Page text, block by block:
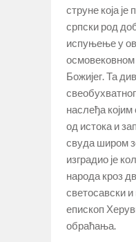
струне која
српски род
испуњење у
Божијег. Та
наслеђа
од истока и
свуда широм
изградио је
народа кроз
светосавски и
епископ
обраћања.